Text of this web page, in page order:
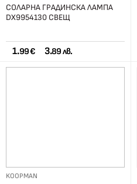
СОЛАРНА ГРАДИНСКА ЛАМПА
DX9954130 СВЕЩ
1.99 € 3.89 лв.
KOOPMAN